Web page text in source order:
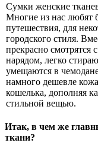
Сумки женские
Многие из нас любят
путешествия, для
городского стиля.
прекрасно
нарядом, легко
умещаются в
намного дешевле
кошелька, дополняя
стильной вещью.
Итак, в чем же
ткани?